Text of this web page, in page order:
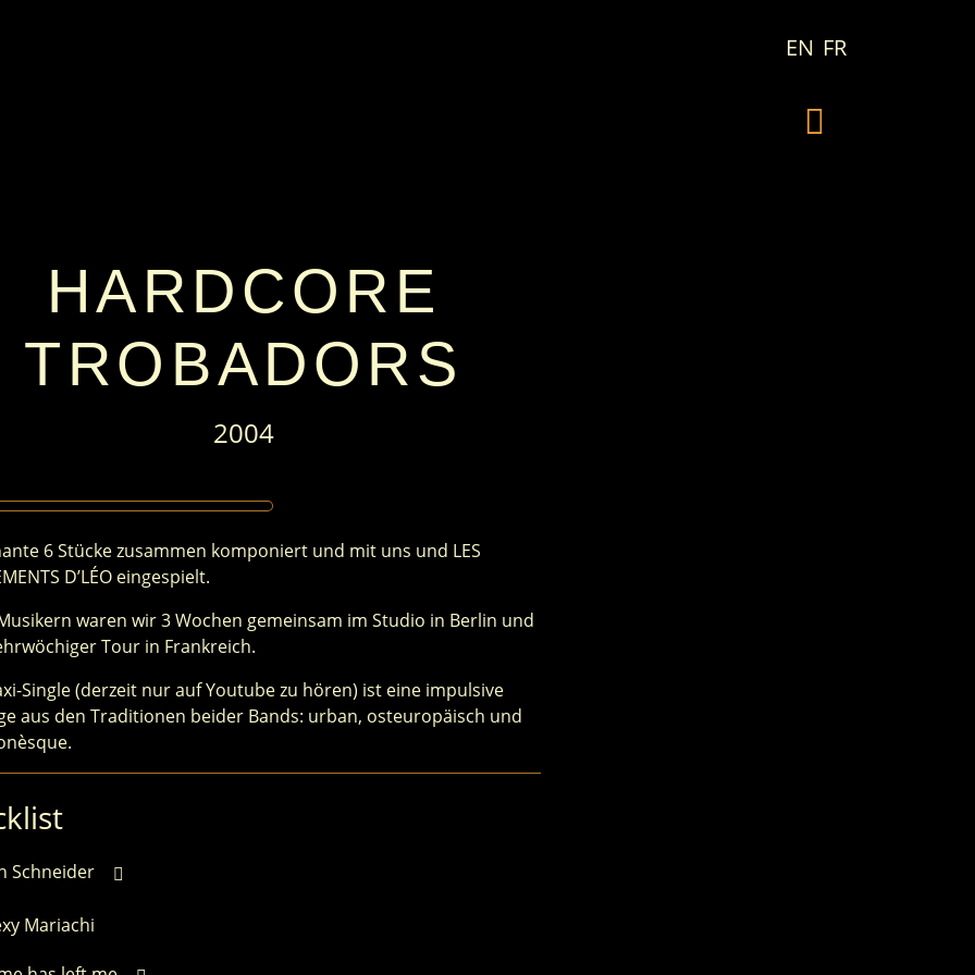
EN FR
HARDCORE
TROBADORS
2004
6 Stücke zusammen komponiert und mit uns und LES
D’LÉO eingespielt.
waren wir 3 Wochen gemeinsam im Studio in Berlin und
Tour in Frankreich.
Single (derzeit nur auf Youtube zu hören) ist eine impulsive
aus den Traditionen beider Bands: urban, osteuropäisch und
Schneider
Mariachi